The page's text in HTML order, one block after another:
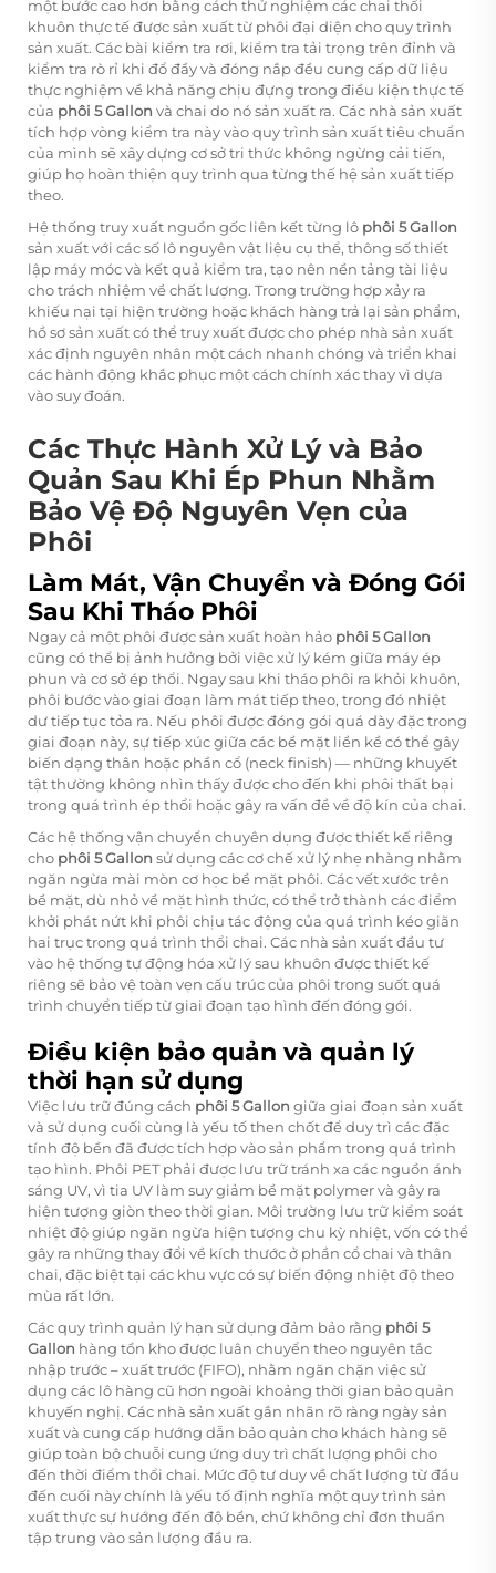
một bước cao hơn bằng cách thử nghiệm các chai thổi
khuôn thực tế được sản xuất từ phôi đại diện cho quy trình
sản xuất. Các bài kiểm tra rơi, kiểm tra tải trọng trên đỉnh và
kiểm tra rò rỉ khi đổ đầy và đóng nắp đều cung cấp dữ liệu
thực nghiệm về khả năng chịu đựng trong điều kiện thực tế
của phôi 5 Gallon và chai do nó sản xuất ra. Các nhà sản xuất
tích hợp vòng kiểm tra này vào quy trình sản xuất tiêu chuẩn
của mình sẽ xây dựng cơ sở tri thức không ngừng cải tiến,
giúp họ hoàn thiện quy trình qua từng thế hệ sản xuất tiếp
theo.
Hệ thống truy xuất nguồn gốc liên kết từng lô phôi 5 Gallon
sản xuất với các số lô nguyên vật liệu cụ thể, thông số thiết
lập máy móc và kết quả kiểm tra, tạo nên nền tảng tài liệu
cho trách nhiệm về chất lượng. Trong trường hợp xảy ra
khiếu nại tại hiện trường hoặc khách hàng trả lại sản phẩm,
hồ sơ sản xuất có thể truy xuất được cho phép nhà sản xuất
xác định nguyên nhân một cách nhanh chóng và triển khai
các hành động khắc phục một cách chính xác thay vì dựa
vào suy đoán.
Các Thực Hành Xử Lý và Bảo
Quản Sau Khi Ép Phun Nhằm
Bảo Vệ Độ Nguyên Vẹn của
Phôi
Làm Mát, Vận Chuyển và Đóng Gói
Sau Khi Tháo Phôi
Ngay cả một phôi được sản xuất hoàn hảo phôi 5 Gallon
cũng có thể bị ảnh hưởng bởi việc xử lý kém giữa máy ép
phun và cơ sở ép thổi. Ngay sau khi tháo phôi ra khỏi khuôn,
phôi bước vào giai đoạn làm mát tiếp theo, trong đó nhiệt
dư tiếp tục tỏa ra. Nếu phôi được đóng gói quá dày đặc trong
giai đoạn này, sự tiếp xúc giữa các bề mặt liền kề có thể gây
biến dạng thân hoặc phần cổ (neck finish) — những khuyết
tật thường không nhìn thấy được cho đến khi phôi thất bại
trong quá trình ép thổi hoặc gây ra vấn đề về độ kín của chai.
Các hệ thống vận chuyển chuyên dụng được thiết kế riêng
cho phôi 5 Gallon sử dụng các cơ chế xử lý nhẹ nhàng nhằm
ngăn ngừa mài mòn cơ học bề mặt phôi. Các vết xước trên
bề mặt, dù nhỏ về mặt hình thức, có thể trở thành các điểm
khởi phát nứt khi phôi chịu tác động của quá trình kéo giãn
hai trục trong quá trình thổi chai. Các nhà sản xuất đầu tư
vào hệ thống tự động hóa xử lý sau khuôn được thiết kế
riêng sẽ bảo vệ toàn vẹn cấu trúc của phôi trong suốt quá
trình chuyển tiếp từ giai đoạn tạo hình đến đóng gói.
Điều kiện bảo quản và quản lý
thời hạn sử dụng
Việc lưu trữ đúng cách phôi 5 Gallon giữa giai đoạn sản xuất
và sử dụng cuối cùng là yếu tố then chốt để duy trì các đặc
tính độ bền đã được tích hợp vào sản phẩm trong quá trình
tạo hình. Phôi PET phải được lưu trữ tránh xa các nguồn ánh
sáng UV, vì tia UV làm suy giảm bề mặt polymer và gây ra
hiện tượng giòn theo thời gian. Môi trường lưu trữ kiểm soát
nhiệt độ giúp ngăn ngừa hiện tượng chu kỳ nhiệt, vốn có thể
gây ra những thay đổi về kích thước ở phần cổ chai và thân
chai, đặc biệt tại các khu vực có sự biến động nhiệt độ theo
mùa rất lớn.
Các quy trình quản lý hạn sử dụng đảm bảo rằng phôi 5
Gallon hàng tồn kho được luân chuyển theo nguyên tắc
nhập trước – xuất trước (FIFO), nhằm ngăn chặn việc sử
dụng các lô hàng cũ hơn ngoài khoảng thời gian bảo quản
khuyến nghị. Các nhà sản xuất gắn nhãn rõ ràng ngày sản
xuất và cung cấp hướng dẫn bảo quản cho khách hàng sẽ
giúp toàn bộ chuỗi cung ứng duy trì chất lượng phôi cho
đến thời điểm thổi chai. Mức độ tư duy về chất lượng từ đầu
đến cuối này chính là yếu tố định nghĩa một quy trình sản
xuất thực sự hướng đến độ bền, chứ không chỉ đơn thuần
tập trung vào sản lượng đầu ra.